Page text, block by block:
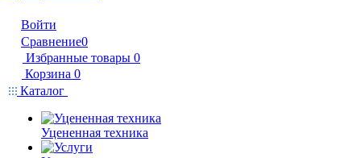
Войти
Сравнение0
Избранные товары 0
Корзина 0
Каталог
Уцененная техника